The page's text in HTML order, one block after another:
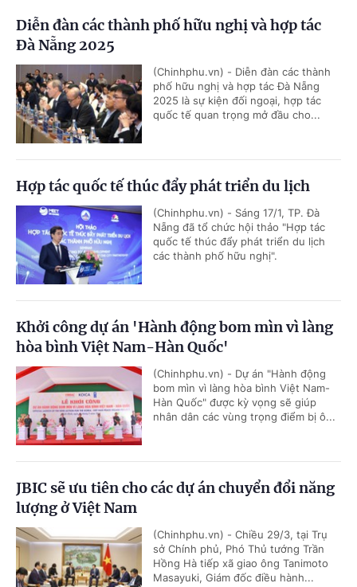
Diễn đàn các thành phố hữu nghị và hợp tác
Đà Nẵng 2025
(Chinhphu.vn) - Diễn đàn các thành
phố hữu nghị và hợp tác Đà Nẵng
2025 là sự kiện đối ngoại, hợp tác
quốc tế quan trọng mở đầu cho...
Hợp tác quốc tế thúc đẩy phát triển du lịch
(Chinhphu.vn) - Sáng 17/1, TP. Đà
Nẵng đã tổ chức hội thảo "Hợp tác
quốc tế thúc đẩy phát triển du lịch
các thành phố hữu nghị".
Khởi công dự án 'Hành động bom mìn vì làng
hòa bình Việt Nam-Hàn Quốc'
(Chinhphu.vn) - Dự án "Hành động
bom mìn vì làng hòa bình Việt Nam-
Hàn Quốc" được kỳ vọng sẽ giúp
nhân dân các vùng trọng điểm bị ô...
JBIC sẽ ưu tiên cho các dự án chuyển đổi năng
lượng ở Việt Nam
(Chinhphu.vn) - Chiều 29/3, tại Trụ
sở Chính phủ, Phó Thủ tướng Trần
Hồng Hà tiếp xã giao ông Tanimoto
Masayuki, Giám đốc điều hành...